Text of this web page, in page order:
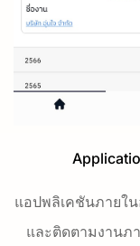
แอปพลิเคชันภายใ
และติดตามงานภ